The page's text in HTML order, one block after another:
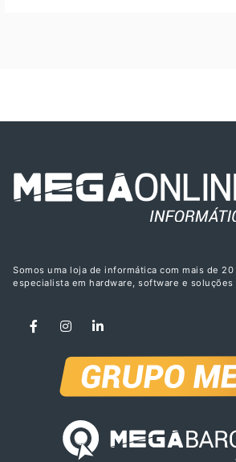
Somos uma loja de informática com mais de
especialista em hardware, software e soluções